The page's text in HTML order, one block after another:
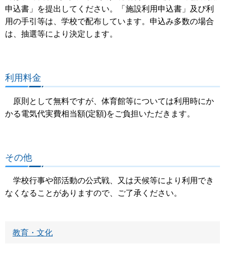
申込書」を提出してください。「施設利用申込書」及び利
用の手引等は、学校で配布しています。申込み多数の場合
は、抽選等により決定します。
利用料金
原則として無料ですが、体育館等については利用時にか
かる電気代実費相当額(定額)をご負担いただきます。
その他
学校行事や部活動の公式戦、又は天候等により利用でき
なくなることがありますので、ご了承ください。
教育・文化